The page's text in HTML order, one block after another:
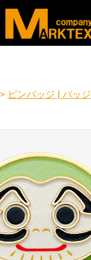
> ピンバッジ | バッジ